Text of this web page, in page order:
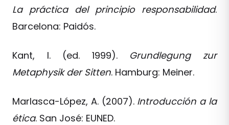
La práctica del principio responsabilidad.
Barcelona: Paidós.
Kant, I. (ed. 1999). Grundlegung zur
Metaphysik der Sitten. Hamburg: Meiner.
Marlasca-López, A. (2007). Introducción a la
ética. San José: EUNED.